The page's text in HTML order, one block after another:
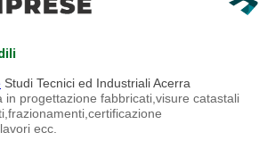
Studi Tecnici ed Industriali Acerra
in progettazione fabbricati,visure catastali
ecc.